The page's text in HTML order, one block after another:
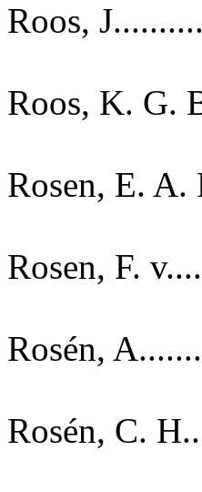
Roos,
Roos, K. G.
Rosen, E. A.
Rosen, F.
Rosén,
Rosén, C.